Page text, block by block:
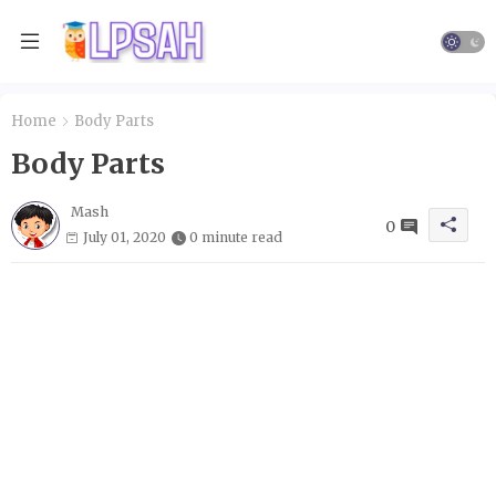
Home Body Parts
Body Parts
Mash
July 01, 2020
0 minute read
0